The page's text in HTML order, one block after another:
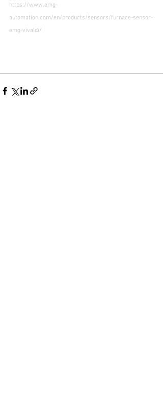
https://www.emg-
automation.com/en/products/sensors/furnace-sensor-
emg-vivaldi/